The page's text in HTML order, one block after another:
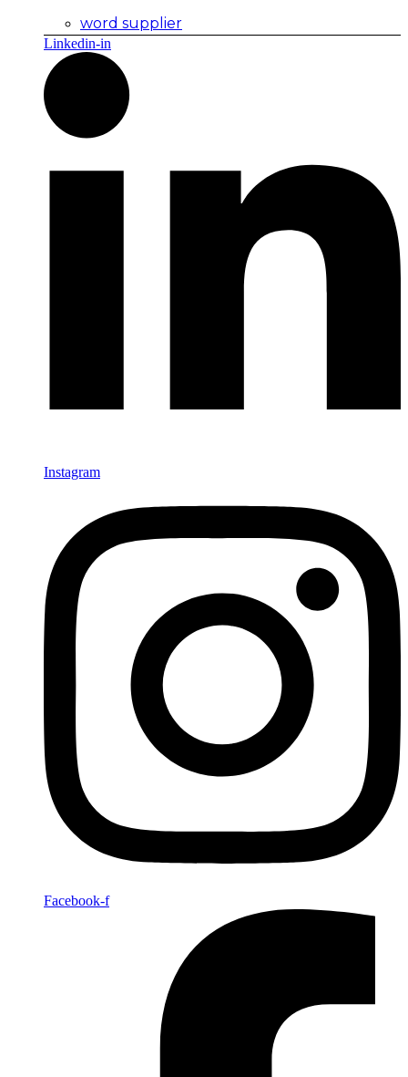
word supplier
Linkedin-in
Instagram
Facebook-f